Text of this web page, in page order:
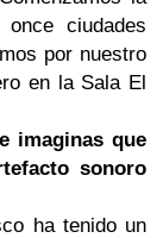
ciudades
por nuestro
en la Sala El
imaginas que
sonoro
ha tenido un